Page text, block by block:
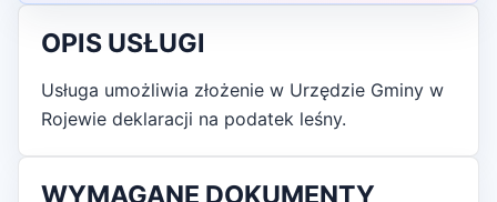
OPIS USŁUGI
Usługa umożliwia złożenie w Urzędzie Gminy w
Rojewie deklaracji na podatek leśny.
WYMAGANE DOKUMENTY